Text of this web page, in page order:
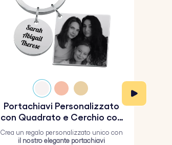
Portachiavi Personalizzato
con Quadrato e Cerchio con
Foto Incisa
Crea un regalo personalizzato unico con
il nostro elegante portachiavi